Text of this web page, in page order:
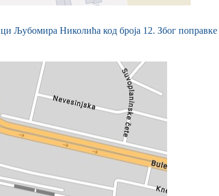
Љубомира Николића код броја 12. Због